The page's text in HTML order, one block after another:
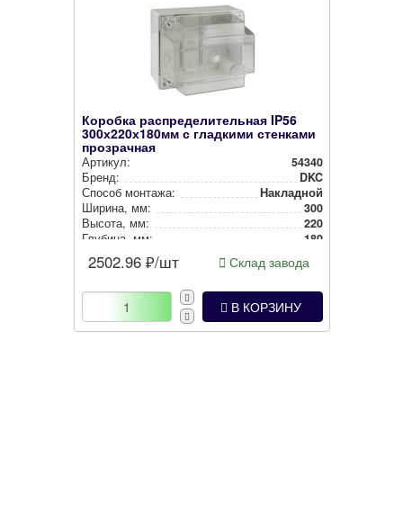
Коробка распределительная IP56
300х220х180мм с гладкими стенками
прозрачная
Артикул:
54340
Бренд:
DKC
Способ монтажа:
Накладной
Ширина, мм:
300
Высота, мм:
220
Глубина, мм:
180
Цвет:
2502.96 ₽/шт Склад завода
В КОРЗИНУ